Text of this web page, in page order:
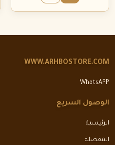
WWW.ARHBOSTORE.COM
WhatsAPP
الوصول السريع
الرئيسية
المفضلة